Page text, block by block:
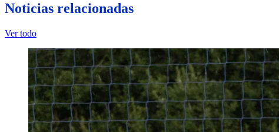
Noticias relacionadas
Ver todo